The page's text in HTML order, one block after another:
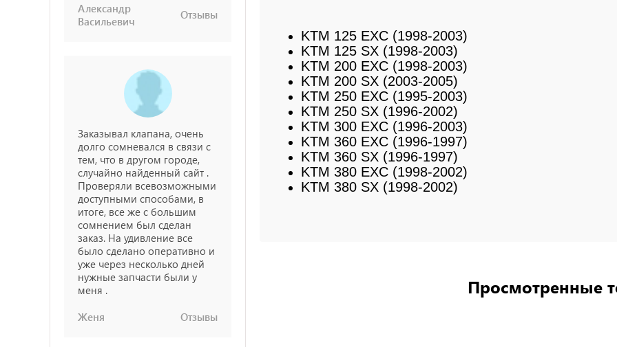
Александр
Васильевич
Отзывы
Заказывал клапана, очень
долго сомневался в связи с
тем, что в другом городе,
случайно найденный сайт .
Проверяли всевозможными
доступными способами, в
итоге, все же с большим
сомнением был сделан
заказ. На удивление все
было сделано оперативно и
уже через несколько дней
нужные запчасти были у
меня .
Женя
Отзывы
KTM 125 EXC (1998-2003)
KTM 125 SX (1998-2003)
KTM 200 EXC (1998-2003)
KTM 200 SX (2003-2005)
KTM 250 EXC (1995-2003)
KTM 250 SX (1996-2002)
KTM 300 EXC (1996-2003)
KTM 360 EXC (1996-1997)
KTM 360 SX (1996-1997)
KTM 380 EXC (1998-2002)
KTM 380 SX (1998-2002)
Просмотренные